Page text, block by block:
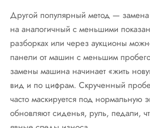
Другой популярный метод —
на аналогичный с меньшими
разборках или через аукционы
панели от машин с меньшим
замены машина начинает «жить
вид и по цифрам. Скрученный
часто маскируется под нормальную
обновляют сиденья, руль, педали,